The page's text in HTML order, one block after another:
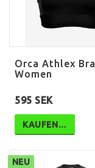
Orca Athlex Bra
Women
595 SEK
KAUFEN…
NEU